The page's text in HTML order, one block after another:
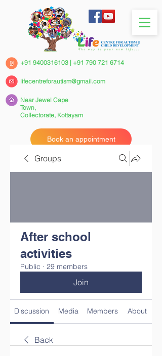
+91 9400316103 | +91 790 721 6714
Near Jewel Cape
Town,
Collectorate, Kottayam
Book an appointment
lifecentreforautism@gmail.com
Groups
After school
activities
Public · 29 members
Join
Discussion Media Members About
Back